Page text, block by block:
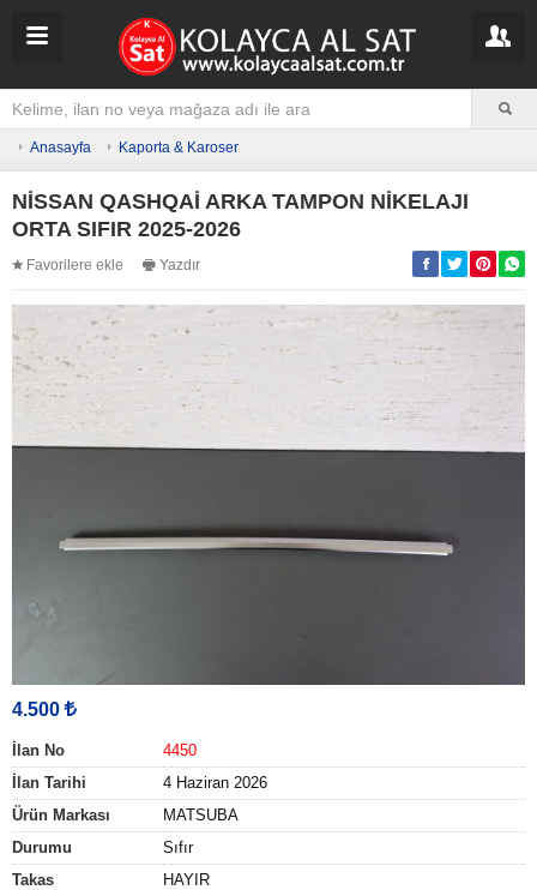
Anasayfa Kaporta & Karoser
NİSSAN QASHQAİ ARKA TAMPON NİKELAJI
ORTA SIFIR 2025-2026
Favorilere ekle Yazdır
4.500
İlan No
4450
İlan Tarihi
4 Haziran 2026
Ürün Markası
MATSUBA
Durumu
Sıfır
Takas
HAYIR